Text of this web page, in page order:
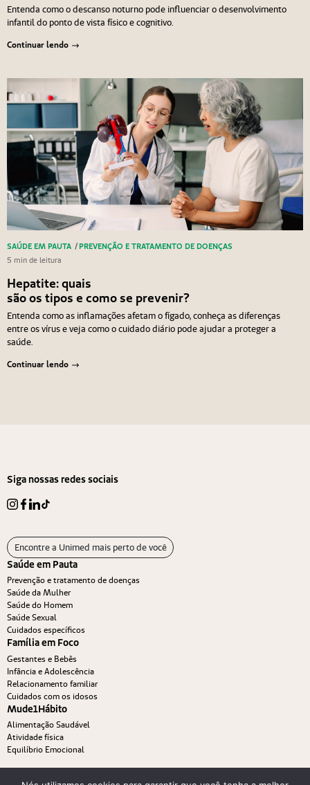
Entenda como o descanso noturno pode influenciar o desenvolvimento
infantil do ponto de vista físico e cognitivo.
Continuar lendo
SAÚDE EM PAUTA / PREVENÇÃO E TRATAMENTO DE DOENÇAS
5 min de leitura
Hepatite: quais
são os tipos e como se prevenir?
Entenda como as inflamações afetam o fígado, conheça as diferenças
entre os vírus e veja como o cuidado diário pode ajudar a proteger a
saúde.
Continuar lendo
Siga nossas redes sociais
Encontre a Unimed mais perto de você
Saúde em Pauta
Prevenção e tratamento de doenças
Saúde da Mulher
Saúde do Homem
Saúde Sexual
Cuidados específicos
Família em Foco
Gestantes e Bebês
Infância e Adolescência
Relacionamento familiar
Cuidados com os idosos
Mude1Hábito
Alimentação Saudável
Atividade física
Equilíbrio Emocional